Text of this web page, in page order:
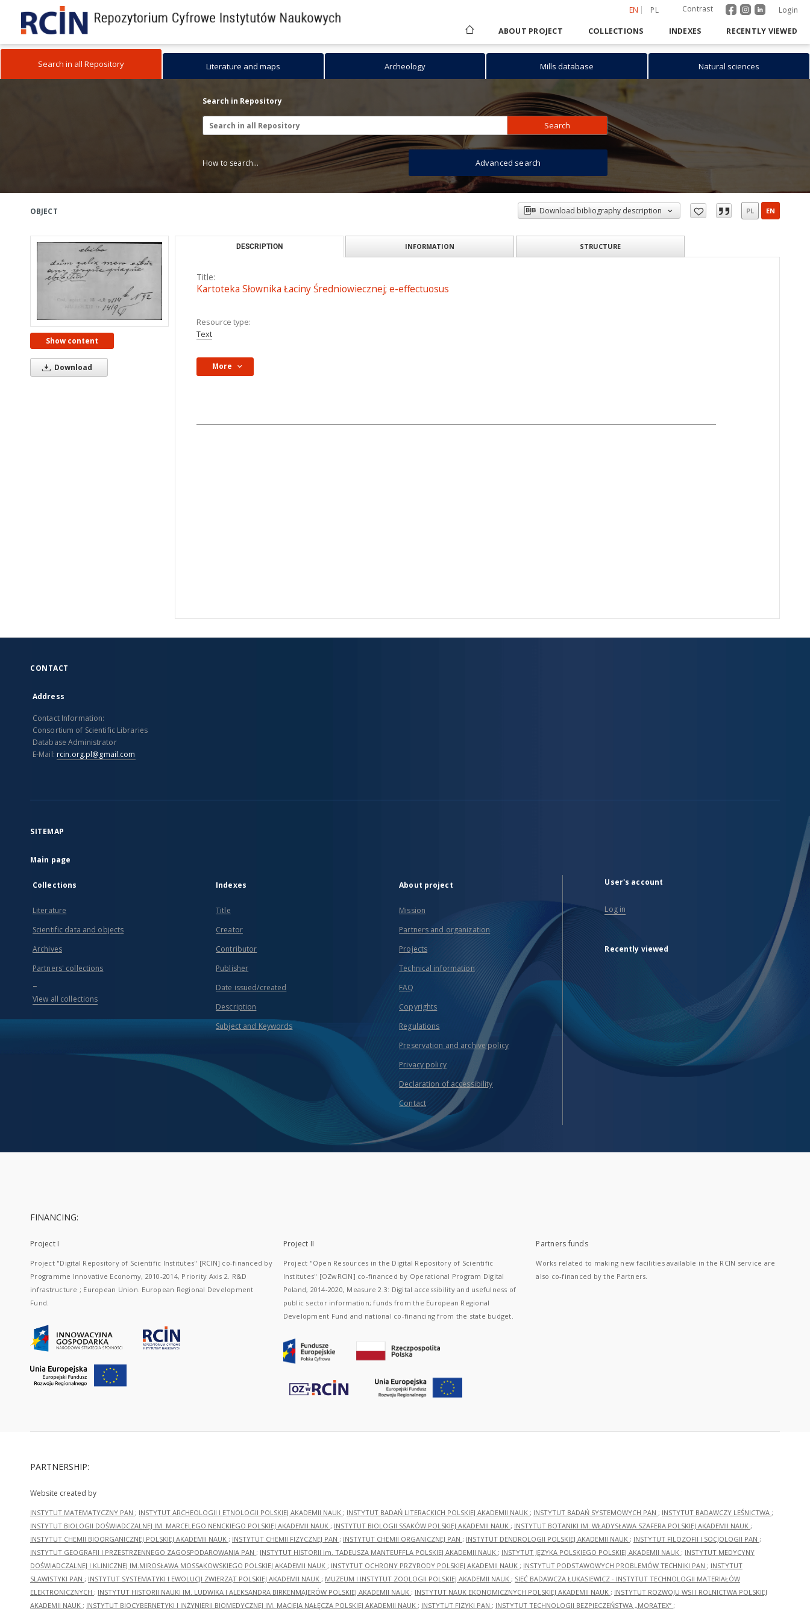
EN PL Contrast Login
ABOUT PROJECT COLLECTIONS INDEXES RECENTLY VIEWED
Search in all Repository Literature and maps Archeology Mills database Natural sciences
Search in Repository
Search
How to search... Advanced search
OBJECT Download bibliography description PL EN
Show content
Download
DESCRIPTION INFORMATION STRUCTURE
Title:
Kartoteka Słownika Łaciny Średniowiecznej; e-effectuosus
Resource type:
Text
More
CONTACT
Address
Contact Information:
Consortium of Scientific Libraries
Database Administrator
E-Mail: rcin.org.pl@gmail.com
SITEMAP
Main page
Collections
Literature
Scientific data and objects
Archives
Partners' collections
...
View all collections
Indexes
Title
Creator
Contributor
Publisher
Date issued/created
Description
Subject and Keywords
About project
Mission
Partners and organization
Projects
Technical information
FAQ
Copyrights
Regulations
Preservation and archive policy
Privacy policy
Declaration of accessibility
Contact
User's account
Log in
Recently viewed
FINANCING:
Project I
Project "Digital Repository of Scientific Institutes" [RCIN] co-financed by
Programme Innovative Economy, 2010-2014, Priority Axis 2. R&D
infrastructure ; European Union. European Regional Development
Fund.
Project II
Project "Open Resources in the Digital Repository of Scientific
Institutes" [OZwRCIN] co-financed by Operational Program Digital
Poland, 2014-2020, Measure 2.3: Digital accessibility and usefulness of
public sector information; funds from the European Regional
Development Fund and national co-financing from the state budget.
Partners funds
Works related to making new facilities available in the RCIN service are
also co-financed by the Partners.
PARTNERSHIP:
Website created by
INSTYTUT MATEMATYCZNY PAN ; INSTYTUT ARCHEOLOGII I ETNOLOGII POLSKIEJ AKADEMII NAUK ; INSTYTUT BADAŃ LITERACKICH POLSKIEJ AKADEMII NAUK ; INSTYTUT BADAŃ SYSTEMOWYCH PAN ; INSTYTUT BADAWCZY LEŚNICTWA ;
INSTYTUT BIOLOGII DOŚWIADCZALNEJ IM. MARCELEGO NENCKIEGO POLSKIEJ AKADEMII NAUK ; INSTYTUT BIOLOGII SSAKÓW POLSKIEJ AKADEMII NAUK ; INSTYTUT BOTANIKI IM. WŁADYSŁAWA SZAFERA POLSKIEJ AKADEMII NAUK ;
INSTYTUT CHEMII BIOORGANICZNEJ POLSKIEJ AKADEMII NAUK ; INSTYTUT CHEMII FIZYCZNEJ PAN ; INSTYTUT CHEMII ORGANICZNEJ PAN ; INSTYTUT DENDROLOGII POLSKIEJ AKADEMII NAUK ; INSTYTUT FILOZOFII I SOCJOLOGII PAN ;
INSTYTUT GEOGRAFII I PRZESTRZENNEGO ZAGOSPODAROWANIA PAN ; INSTYTUT HISTORII im. TADEUSZA MANTEUFFLA POLSKIEJ AKADEMII NAUK ; INSTYTUT JĘZYKA POLSKIEGO POLSKIEJ AKADEMII NAUK ; INSTYTUT MEDYCYNY
DOŚWIADCZALNEJ I KLINICZNEJ IM.MIROSŁAWA MOSSAKOWSKIEGO POLSKIEJ AKADEMII NAUK ; INSTYTUT OCHRONY PRZYRODY POLSKIEJ AKADEMII NAUK ; INSTYTUT PODSTAWOWYCH PROBLEMÓW TECHNIKI PAN ; INSTYTUT
SLAWISTYKI PAN ; INSTYTUT SYSTEMATYKI I EWOLUCJI ZWIERZĄT POLSKIEJ AKADEMII NAUK ; MUZEUM I INSTYTUT ZOOLOGII POLSKIEJ AKADEMII NAUK ; SIEĆ BADAWCZA ŁUKASIEWICZ - INSTYTUT TECHNOLOGII MATERIAŁÓW
ELEKTRONICZNYCH ; INSTYTUT HISTORII NAUKI IM. LUDWIKA I ALEKSANDRA BIRKENMAJERÓW POLSKIEJ AKADEMII NAUK ; INSTYTUT NAUK EKONOMICZNYCH POLSKIEJ AKADEMII NAUK ; INSTYTUT ROZWOJU WSI I ROLNICTWA POLSKIEJ
AKADEMII NAUK ; INSTYTUT BIOCYBERNETYKI I INŻYNIERII BIOMEDYCZNEJ IM. MACIEJA NAŁĘCZA POLSKIEJ AKADEMII NAUK ; INSTYTUT FIZYKI PAN ; INSTYTUT TECHNOLOGII BEZPIECZEŃSTWA „MORATEX” ;